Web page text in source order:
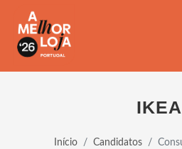
IKEA
Início Candidatos